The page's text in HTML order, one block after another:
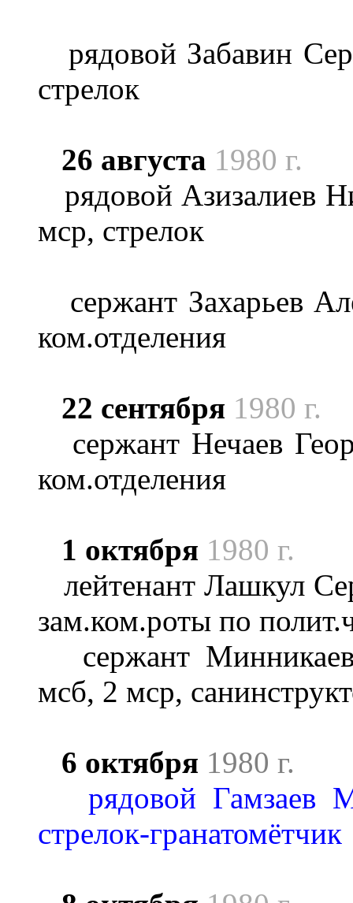
рядовой Забавин
стрелок
26 августа 1980 г.
рядовой Азизалиев
мср, стрелок
cержант Захарьев
ком.отделения
22 сентября 1980 г.
сержант Нечаев
ком.отделения
1 октября 1980 г.
лейтенант Лашкул
зам.ком.роты по
сержант
мсб, 2 мср,
6 октября 1980 г.
рядовой Гамзаев
стрелок-гранатомётчик